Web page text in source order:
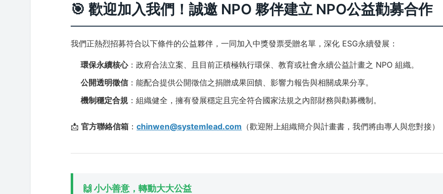
🎯 歡迎加入我們！誠邀 NPO 夥伴建立 NPO公益勸募合作
我們正熱烈招募符合以下條件的公益夥伴，一同加入中獎發票受贈名單，深化 ESG永續發展：
環保永續核心：政府合法立案、且目前正積極執行環保、教育或社會永續公益計畫之 NPO 組織。
公開透明徵信：能配合提供公開徵信之捐贈成果回饋、影響力報告與相關成果分享。
機制穩定合規 ：組織健全，擁有發展穩定且完全符合國家法規之內部財務與勸募機制。
📩官方聯絡信箱 ：chinwen@systemlead.com （歡迎附上組織簡介與計畫書，我們將由專人與您對接）
🙌 小小善意，轉動大大公益